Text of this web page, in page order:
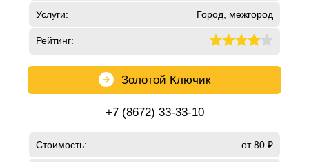
Услуги: Город, межгород
Рейтинг:
Золотой Ключик
+7 (8672) 33-33-10
Стоимость: от 80 ₽